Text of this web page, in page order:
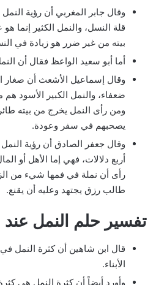
وقال جابر المغربي أن رؤية
قلة النسل، والنمل الكثير إنما
بيته من غير ضرر هو زيادة في
أما أبو سعيد الواعظ فقال أن
وقال إسماعيل الأشعث أن صغار
ضعفاء، والنمل الكبير الأسود
ومن رأى النمل يخرج من بيته
يصحبهم في سفر وعودة.
وقال جعفر الصادق أن رؤية
أربع دلالات، فهي إما الأهل أو
رأى أن نملة في فمها شيء من
طالب رزق يجتهد وعليه أن يقنع.
تفسير حلم النمل
قال ابن شاهين أن كثرة النمل
الأبناء.
وأورد أيضاً أن كثرة النمل هي